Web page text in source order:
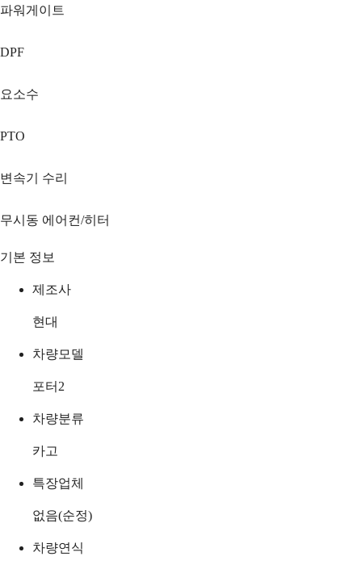
파워게이트
DPF
요소수
PTO
변속기 수리
무시동 에어컨/히터
기본 정보
제조사
현대
차량모델
포터2
차량분류
카고
특장업체
없음(순정)
차량연식